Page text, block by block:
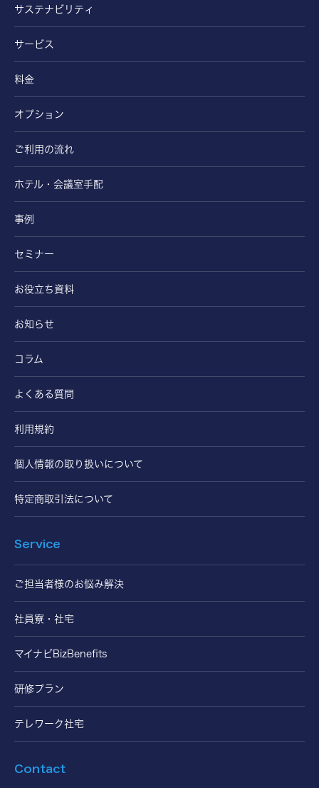
サステナビリティ
サービス
料金
オプション
ご利用の流れ
ホテル・会議室手配
事例
セミナー
お役立ち資料
お知らせ
コラム
よくある質問
利用規約
個人情報の取り扱いについて
特定商取引法について
Service
ご担当者様のお悩み解決
社員寮・社宅
マイナビBizBenefits
研修プラン
テレワーク社宅
Contact